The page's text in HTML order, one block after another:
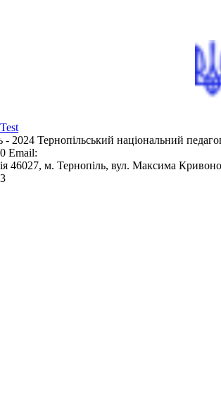
- 2024 Тернопільський національний
Email:
46027, м. Тернопіль, вул. Максима